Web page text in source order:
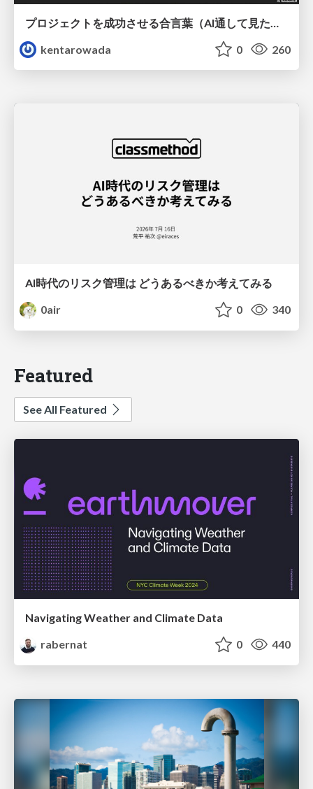
kentarowada
0 260
AI時代のリスク管理は どうあるべきか考えてみる
0air
0 340
Featured
See All Featured
Navigating Weather and Climate Data
rabernat
0 440